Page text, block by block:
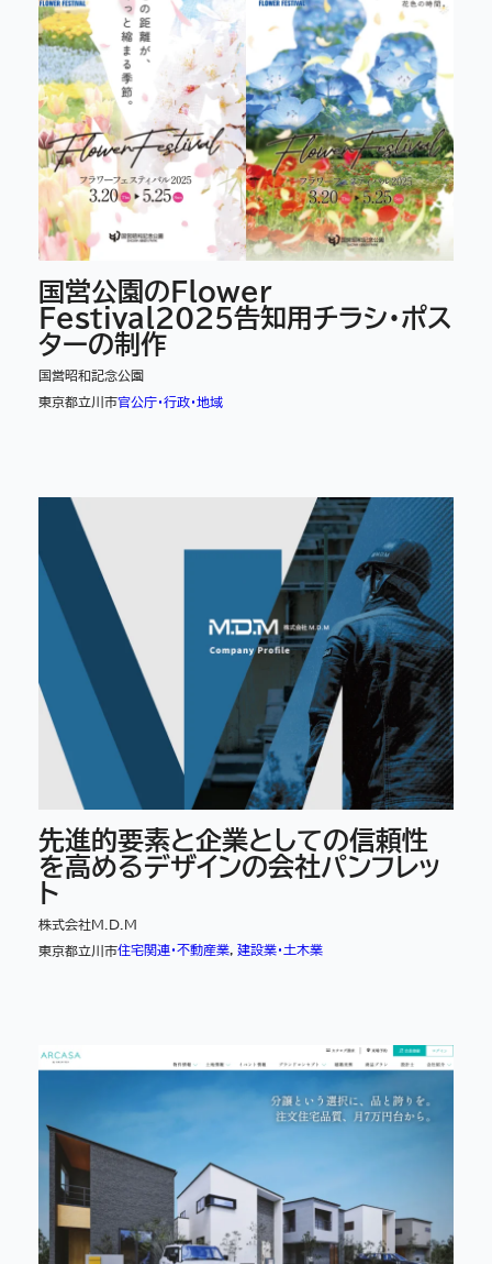
国営公園のFlower
Festival2025告知用チラシ・ポス
ターの制作
国営昭和記念公園
東京都立川市官公庁・行政・地域
先進的要素と企業としての信頼性
を高めるデザインの会社パンフレッ
ト
株式会社M.D.M
東京都立川市住宅関連・不動産業, 建設業・土木業